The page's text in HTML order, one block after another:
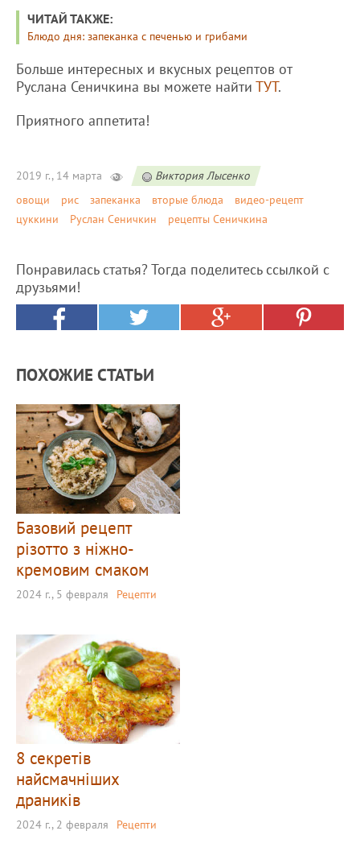
ЧИТАЙ ТАКЖЕ:
Блюдо дня: запеканка с печенью и грибами
Больше интересных и вкусных рецептов от
Руслана Сеничкина вы можете найти ТУТ.
Приятного аппетита!
2019 г., 14 марта
Виктория Лысенко
овощи
рис запеканка вторые блюда
видео-рецепт
цуккини
Руслан Сеничкин рецепты Сеничкина
Понравилась статья? Тогда поделитесь ссылкой с
друзьями!
ПОХОЖИЕ СТАТЬИ
Базовий рецепт
різотто з ніжно-
кремовим смаком
2024 г., 5 февраля Рецепти
8 секретів
найсмачніших
драників
2024 г., 2 февраля Рецепти